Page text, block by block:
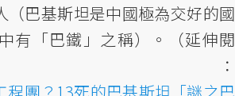
（巴基斯坦是中國極為交好的國
有「巴鐵」之稱）。（延伸閱
：
程團？13死的巴基斯坦「謎之巴